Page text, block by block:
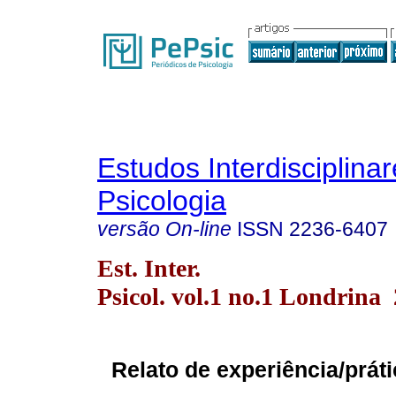
Estudos
Psicologia
versão On-line ISSN 2236-6407
Est. Inter.
Psicol. vol.1 no.1 Londrina
Relato de experiência/